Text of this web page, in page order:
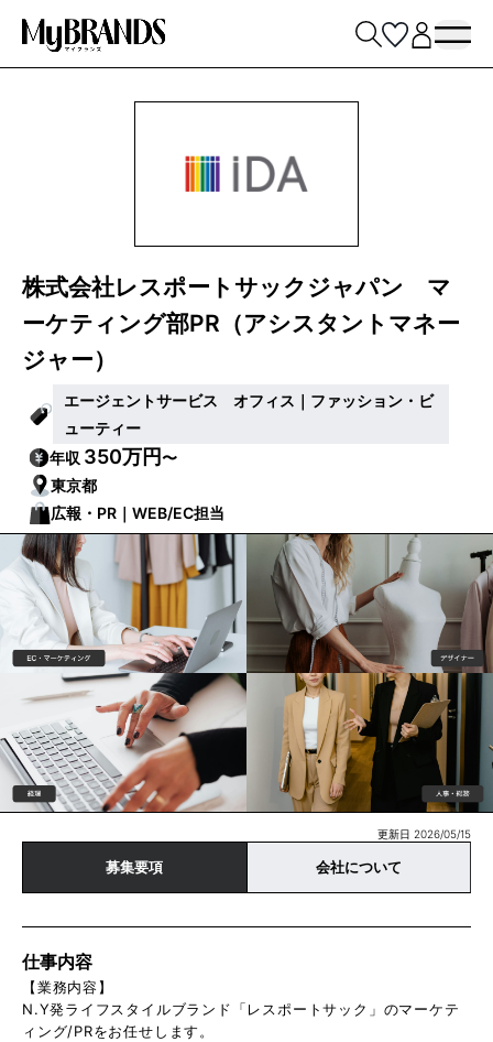
株式会社レスポートサックジャパン マ
ーケティング部PR（アシスタントマネー
ジャー）
エージェントサービス オフィス｜ファッション・ビ
ューティー
年収 350万円〜
東京都
広報・PR｜WEB/EC担当
更新日 2026/05/15
募集要項 会社について
仕事内容
【業務内容】
N.Y発ライフスタイルブランド「レスポートサック」のマーケテ
ィング/PRをお任せします。